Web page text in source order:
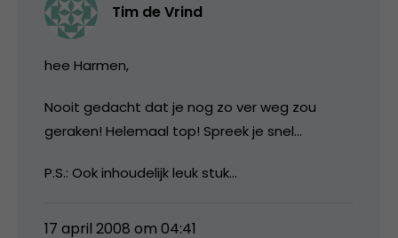
Tim de Vrind
hee Harmen,
Nooit gedacht dat je nog zo ver weg zou
geraken! Helemaal top! Spreek je snel…
P.S.: Ook inhoudelijk leuk stuk…
17 april 2008 om 04:41